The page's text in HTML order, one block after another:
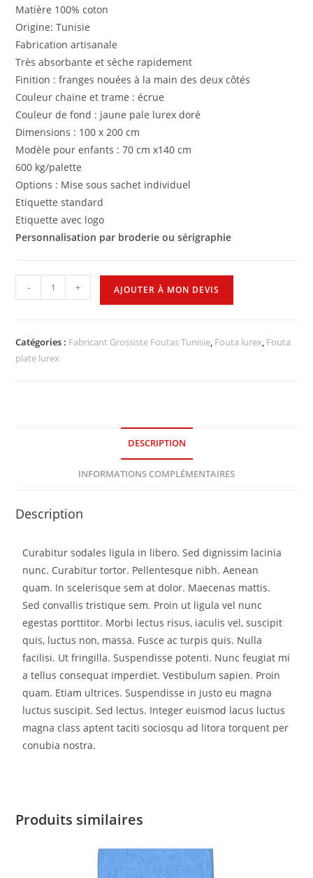
Matière 100% coton
Origine: Tunisie
Fabrication artisanale
Très absorbante et sèche rapidement
Finition : franges nouées à la main des deux côtés
Couleur chaine et trame : écrue
Couleur de fond : jaune pale lurex doré
Dimensions : 100 x 200 cm
Modèle pour enfants : 70 cm x140 cm
600 kg/palette
Options : Mise sous sachet individuel
Etiquette standard
Etiquette avec logo
Personnalisation par broderie ou sérigraphie
- + AJOUTER À MON DEVIS
Catégories : Fabricant Grossiste Foutas Tunisie, Fouta lurex, Fouta
plate lurex
DESCRIPTION
INFORMATIONS COMPLÉMENTAIRES
Description
Curabitur sodales ligula in libero. Sed dignissim lacinia
nunc. Curabitur tortor. Pellentesque nibh. Aenean
quam. In scelerisque sem at dolor. Maecenas mattis.
Sed convallis tristique sem. Proin ut ligula vel nunc
egestas porttitor. Morbi lectus risus, iaculis vel, suscipit
quis, luctus non, massa. Fusce ac turpis quis. Nulla
facilisi. Ut fringilla. Suspendisse potenti. Nunc feugiat mi
a tellus consequat imperdiet. Vestibulum sapien. Proin
quam. Etiam ultrices. Suspendisse in justo eu magna
luctus suscipit. Sed lectus. Integer euismod lacus luctus
magna class aptent taciti sociosqu ad litora torquent per
conubia nostra.
Produits similaires